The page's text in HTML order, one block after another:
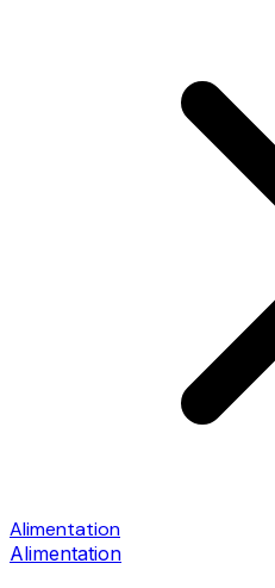
Alimentation
Alimentation